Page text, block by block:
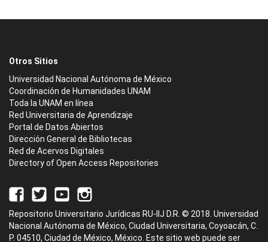
Otros Sitios
Universidad Nacional Autónoma de México
Coordinación de Humanidades UNAM
Toda la UNAM en línea
Red Universitaria de Aprendizaje
Portal de Datos Abiertos
Dirección General de Bibliotecas
Red de Acervos Digitales
Directory of Open Access Repositories
Repositorio Universitario Jurídicas RU-IIJ D.R. © 2018. Universidad
Nacional Autónoma de México, Ciudad Universitaria, Coyoacán, C.
P. 04510, Ciudad de México, México. Este sitio web puede ser